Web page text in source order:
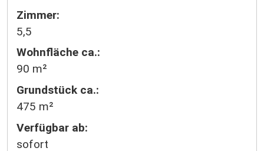
Zimmer:
5,5
Wohnfläche ca.:
90 m²
Grund­stück ca.:
475 m²
Verfügbar ab:
sofort